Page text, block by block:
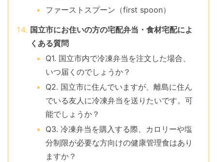
ファーストスプーン（first spoon）
国立市にお住いの方の宅配弁当・食材宅配によ
くある質問
Q1. 国立市内で冷凍弁当を注文した場合、
いつ届くのでしょうか？
Q2. 国立市に住んでいますが、離島に住ん
でいる友人に冷凍弁当を送りたいです。可
能でしょうか？
Q3. 冷凍弁当を購入する際、カロリーや塩
分制限が必要な方向けの健康管理食はあり
ますか？